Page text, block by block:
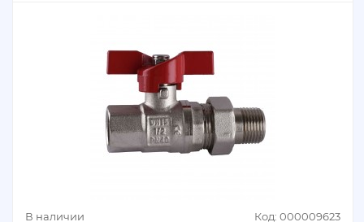
В наличии Код: 000009623